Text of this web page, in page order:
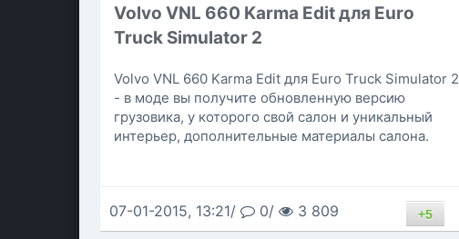
Volvo VNL 660 Karma Edit для Euro
Truck Simulator 2
Volvo VNL 660 Karma Edit для Euro Truck Simulator 2
- в моде вы получите обновленную версию
грузовика, у которого свой салон и уникальный
интерьер, дополнительные материалы салона.
07-01-2015, 13:21/ 0/ 3 809 +5